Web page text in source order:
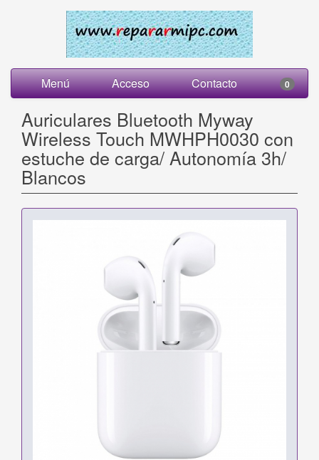
Menú Acceso Contacto 0
Auriculares Bluetooth Myway
Wireless Touch MWHPH0030 con
estuche de carga/ Autonomía 3h/
Blancos